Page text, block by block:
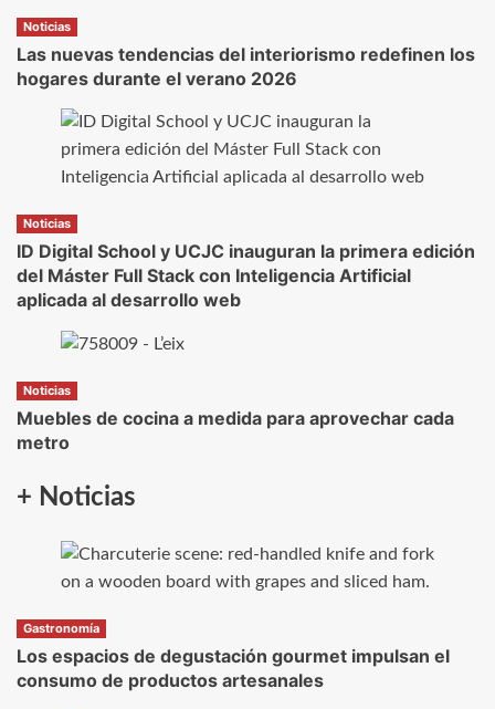
Noticias
Las nuevas tendencias del interiorismo redefinen los
hogares durante el verano 2026
Noticias
ID Digital School y UCJC inauguran la primera edición
del Máster Full Stack con Inteligencia Artificial
aplicada al desarrollo web
Noticias
Muebles de cocina a medida para aprovechar cada
metro
+ Noticias
Gastronomía
Los espacios de degustación gourmet impulsan el
consumo de productos artesanales